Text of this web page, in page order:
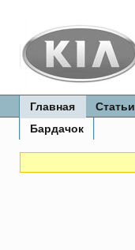
Главная Статьи
Бардачок